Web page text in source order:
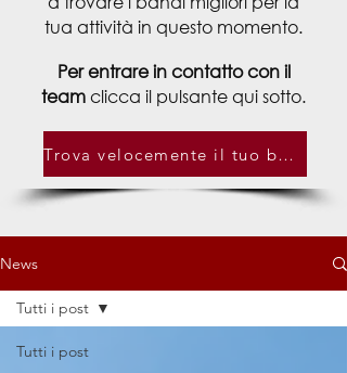
tua attività in questo momento.
Per entrare in contatto con il
teamclicca il pulsante qui sotto.
Trova velocemente il tuo bando
News
Tutti i post
Tutti i post